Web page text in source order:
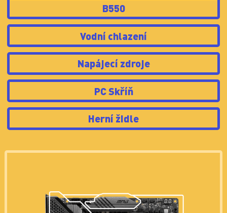
Vodní chlazení
Napájecí zdroje
PC Skříň
Herní židle